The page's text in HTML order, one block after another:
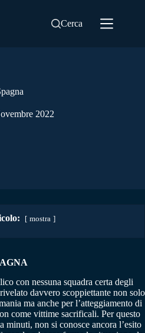
Cerca
2022
mostra
con nessuna squadra certa degli
davvero scoppiettante non solo
ma anche per l’atteggiamento di
come vittime sacrificali. Per questo
non si conosce ancora l’esito